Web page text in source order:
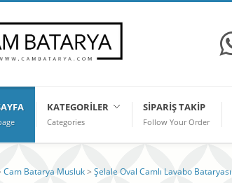
KATEGORILER
Categories
SIPARIŞ TAKIP
Follow Your Order
Cam Batarya Musluk> Şelale Oval Camlı Lavabo Bataryası